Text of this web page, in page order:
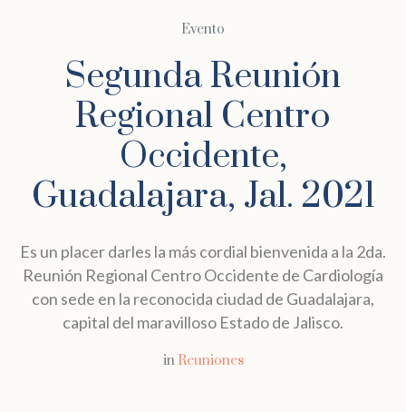
Evento
Segunda Reunión
Regional Centro
Occidente,
Guadalajara, Jal. 2021
Es un placer darles la más cordial bienvenida a la 2da.
Reunión Regional Centro Occidente de Cardiología
con sede en la reconocida ciudad de Guadalajara,
capital del maravilloso Estado de Jalisco.
in Reuniones